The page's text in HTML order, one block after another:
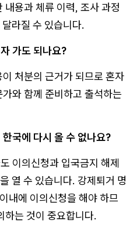
내용과 체류 이력, 조사 과정
라질 수 있습니다.
가도 되나요?
처분의 근거가 되므로 혼자
와 함께 준비하고 출석하는
국에 다시 올 수 없나요?
이의신청과 입국금지 해제
열 수 있습니다. 강제퇴거 명
내에 이의신청을 해야 하므
하는 것이 중요합니다.